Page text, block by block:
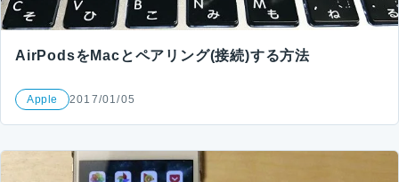
AirPodsをMacとペアリング(接続)する方法
Apple 2017/01/05